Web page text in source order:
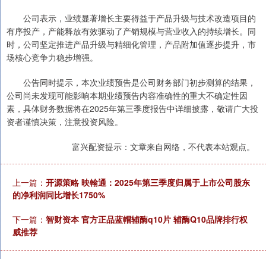
公司表示，业绩显著增长主要得益于产品升级与技术改造项目的
有序投产，产能释放有效驱动了产销规模与营业收入的持续增长。同
时，公司坚定推进产品升级与精细化管理，产品附加值逐步提升，市
场核心竞争力稳步增强。
公告同时提示，本次业绩预告是公司财务部门初步测算的结果，
公司尚未发现可能影响本期业绩预告内容准确性的重大不确定性因
素，具体财务数据将在2025年第三季度报告中详细披露，敬请广大投
资者谨慎决策，注意投资风险。
富兴配资提示：文章来自网络，不代表本站观点。
上一篇： 开源策略 映翰通：2025年第三季度归属于上市公司股东
的净利润同比增长1750%
下一篇： 智财资本 官方正品蓝帽辅酶q10片 辅酶Q10品牌排行权
威推荐